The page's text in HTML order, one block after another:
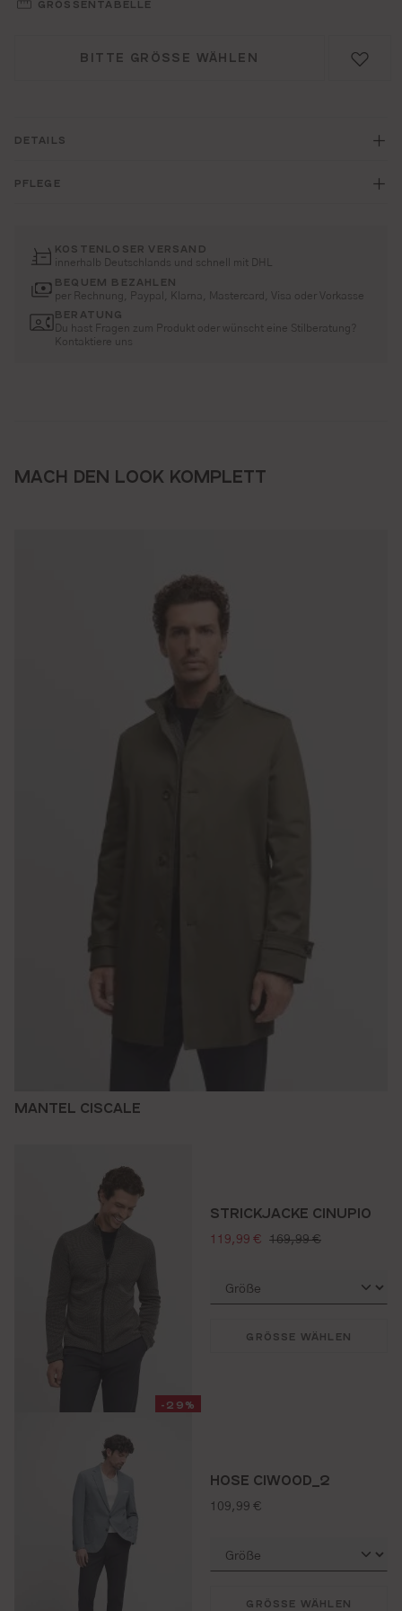
GRÖSSENTABELLE
BITTE GRÖSSE WÄHLEN
DETAILS
PFLEGE
KOSTENLOSER VERSAND
innerhalb Deutschlands und schnell mit DHL
BEQUEM BEZAHLEN
per Rechnung, Paypal, Klarna, Mastercard, Visa oder Vorkasse
BERATUNG
Du hast Fragen zum Produkt oder wünscht eine Stilberatung?
Kontaktiere uns
MACH DEN LOOK KOMPLETT
MANTEL CISCALE
-29%
STRICKJACKE CINUPIO
verkaufspreis:
119,99 € regulärer preis:
169,99 €
GRÖSSE WÄHLEN
HOSE CIWOOD_2
regulärer preis:
109,99 €
GRÖSSE WÄHLEN